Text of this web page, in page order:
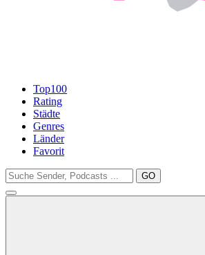
Top100
Rating
Städte
Genres
Länder
Favorit
GO